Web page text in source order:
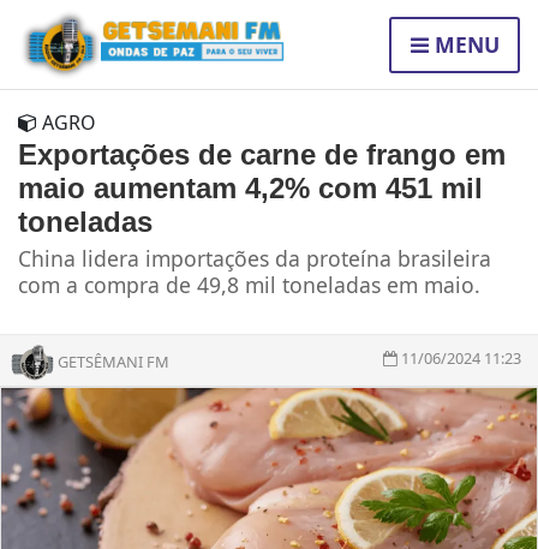
MENU
AGRO
Exportações de carne de frango em
maio aumentam 4,2% com 451 mil
toneladas
China lidera importações da proteína brasileira
com a compra de 49,8 mil toneladas em maio.
GETSÊMANI FM 11/06/2024 11:23